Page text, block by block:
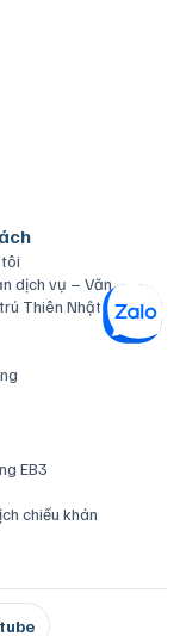
dịch vụ – Văn
Thiên Nhật
EB3
chiếu khán